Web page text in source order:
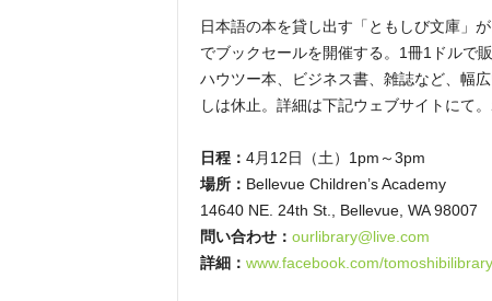
日本語の本を貸し出す「ともしび文庫」
でブックセールを開催する。1冊1ドルで
ハウツー本、ビジネス書、雑誌など、幅
しは休止。詳細は下記ウェブサイトにて
日程： 4月12日（土）1pm～3pm
場所： Bellevue Children’s Academy
14640 NE. 24th St., Bellevue, WA 98007
問い合わせ： ourlibrary@live.com
詳細： www.facebook.com/tomoshibilibrary